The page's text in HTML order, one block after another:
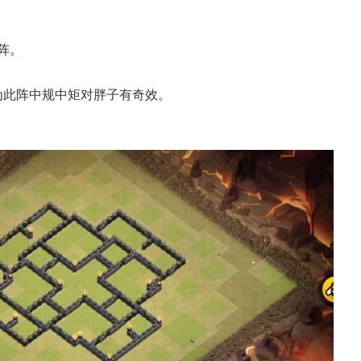
。
阵中规中矩对胖子有奇效。